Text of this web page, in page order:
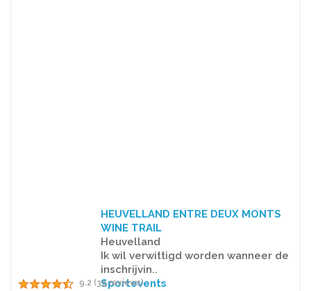
HEUVELLAND ENTRE DEUX MONTS
WINE TRAIL
Heuvelland
Ik wil verwittigd worden wanneer de
inschrijvin..
Sportevents
9.2 (39 reviews)